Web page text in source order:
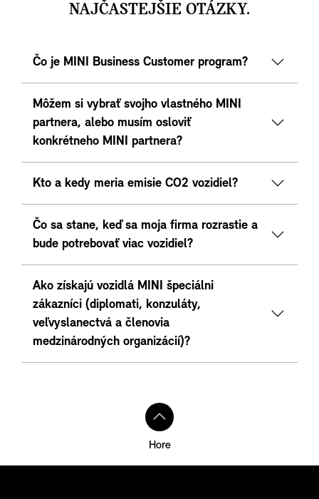
NAJČASTEJŠIE OTÁZKY.
Čo je MINI Business Customer program?
Môžem si vybrať svojho vlastného MINI
partnera, alebo musím osloviť
konkrétneho MINI partnera?
Kto a kedy meria emisie CO2 vozidiel?
Čo sa stane, keď sa moja firma rozrastie a
bude potrebovať viac vozidiel?
Ako získajú vozidlá MINI špeciálni
zákazníci (diplomati, konzuláty,
veľvyslanectvá a členovia
medzinárodných organizácií)?
Hore